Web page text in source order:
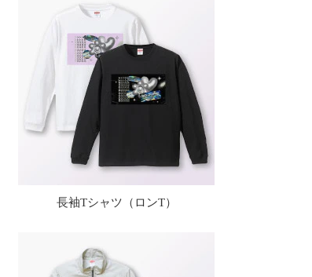
長袖Tシャツ（ロンT）